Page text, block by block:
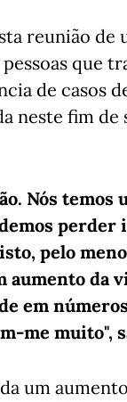
reunião de
que
de casos
neste fim de
Nós
perder
pelo
aumento da
em
me muito",
um